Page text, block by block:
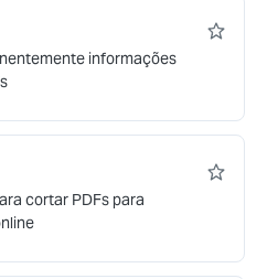
informações
cortar PDFs para